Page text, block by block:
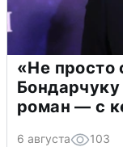
«Не просто
роман — с
6 августа 103